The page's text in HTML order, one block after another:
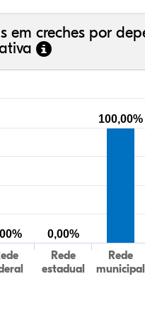
em creches por
Rede
estadual
Rede
municipal
0,00%
100,00%